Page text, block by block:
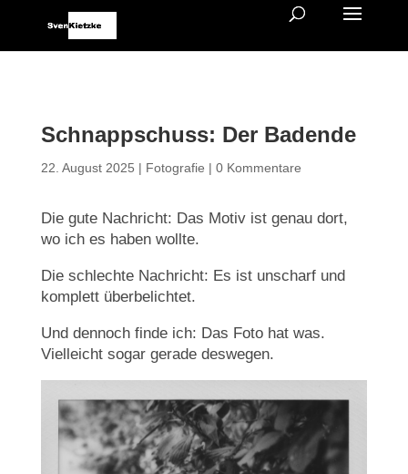
Schnappschuss: Der Badende
22. August 2025 | Fotografie | 0 Kommentare
Die gute Nachricht: Das Motiv ist genau dort,
wo ich es haben wollte.
Die schlechte Nachricht: Es ist unscharf und
komplett überbelichtet.
Und dennoch finde ich: Das Foto hat was.
Vielleicht sogar gerade deswegen.